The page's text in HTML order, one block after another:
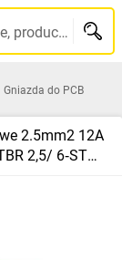
Szukaj po nazwie, indeksie, producencie, kodzie kreskowym...
Gniazda do PCB
2.5mm2 12A
2,5/ 6‑ST